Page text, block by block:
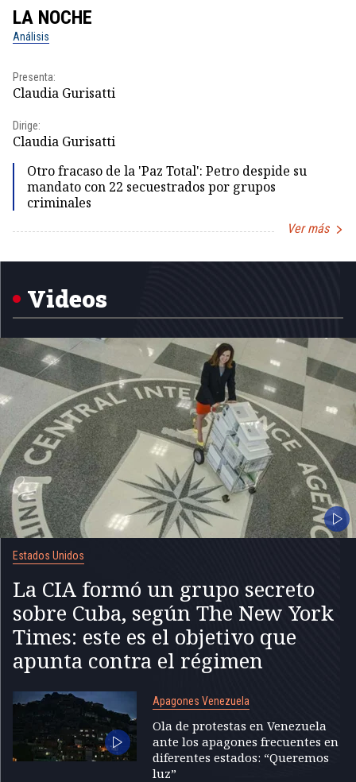
LA NOCHE
Análisis
Presenta:
Claudia Gurisatti
Dirige:
Claudia Gurisatti
Otro fracaso de la 'Paz Total': Petro despide su
mandato con 22 secuestrados por grupos
criminales
Ver más
1
Videos
Estados Unidos
La CIA formó un grupo secreto
sobre Cuba, según The New York
Times: este es el objetivo que
apunta contra el régimen
Apagones Venezuela
Ola de protestas en Venezuela
ante los apagones frecuentes en
diferentes estados: “Queremos
luz”